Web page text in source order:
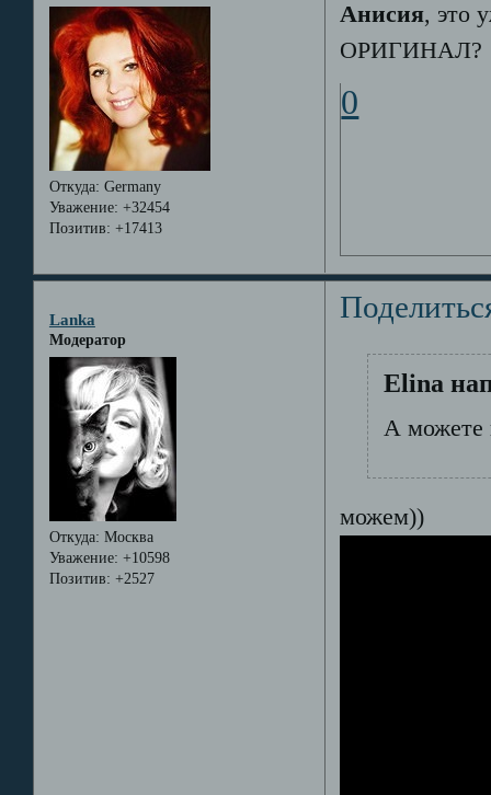
Откуда: Germany
Уважение: +32454
Позитив: +17413
Анисия, это
ОРИГИНАЛ?
0
Lanka
Модератор
Откуда: Москва
Уважение: +10598
Позитив: +2527
Elina
А
можем))